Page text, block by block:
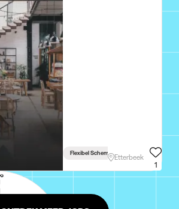
Flexibel Schema Etterbeek
1